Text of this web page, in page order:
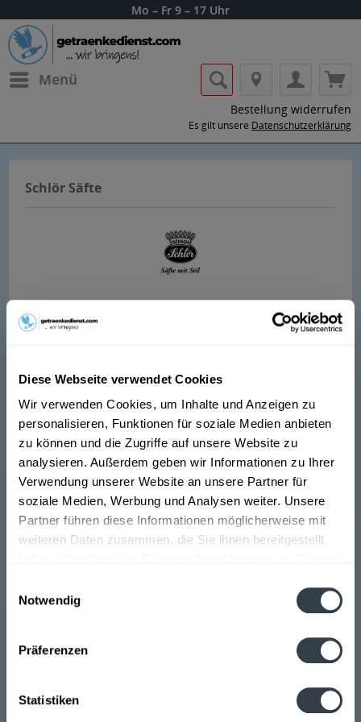
Diese Webseite verwendet Cookies
Wir verwenden Cookies, um Inhalte und Anzeigen zu
personalisieren, Funktionen für soziale Medien anbieten
zu können und die Zugriffe auf unsere Website zu
analysieren. Außerdem geben wir Informationen zu Ihrer
Verwendung unserer Website an unsere Partner für
soziale Medien, Werbung und Analysen weiter. Unsere
Partner führen diese Informationen möglicherweise mit
weiteren Daten zusammen, die Sie ihnen bereitgestellt
Notwendig
Präferenzen
Statistiken
Mo – Fr 9 – 17 Uhr
Menü
Bestellung widerrufen
Es gilt unsere Datenschutzerklärung
Schlör Säfte
Lass dir die Getränke von Schlör Säfte
nach Hause oder ins Büro liefern.
Jahren. Schlör stellt verschiedene Varianten an
Fruchtsäften her. Das Unternehmen achtet auf
qualitativ hochwertige Zutaten und Innovationen. Das
Sortiment wird stetig verändern und erweitert, ohne
dabei etwas ihrer hohen Qualitätsansprüche
aufzugeben. Die Fruchtsäfte von Schlör sind aufgrund
ihres unverwechselbaren Geschmacks und der sehr
guten Qualität sehr beliebt. Zu den Produkten von
Schlör gehören Fruchtsäfte in verschiedenen
Rhabarber, Sauerkirsche, Mango, Maracuja und
Die Getränke befinden sich in Glasflaschen, ihre Größe